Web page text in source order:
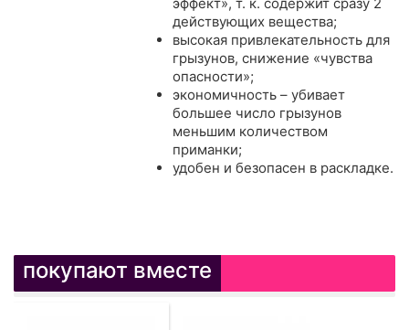
эффект», т. к. содержит сразу 2
действующих вещества;
высокая привлекательность для
грызунов, снижение «чувства
опасности»;
экономичность – убивает
большее число грызунов
меньшим количеством
приманки;
удобен и безопасен в раскладке.
покупают вместе